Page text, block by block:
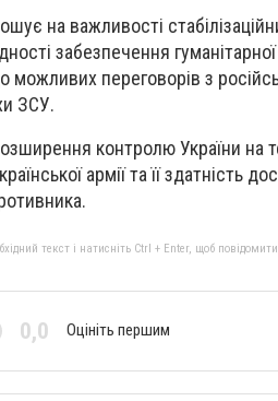
на важливості
забезпечення
можливих переговорів з
ЗСУ.
контролю України на
армії та її здатність
текст і натисніть Ctrl + Enter, щоб
0,0 Оцініть першим